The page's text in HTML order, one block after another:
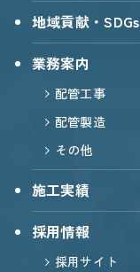
地域貢献・SDGs
業務案内
配管工事
配管製造
その他
施工実績
採用情報
採用サイト